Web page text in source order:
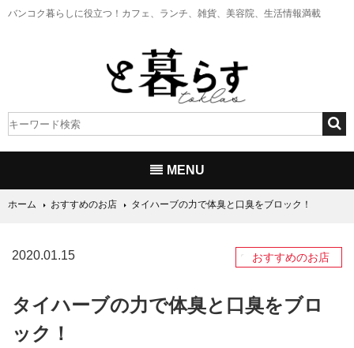
バンコク暮らしに役立つ！ カフェ、ランチ、雑貨、美容院、生活情報満載
MENU
ホーム おすすめのお店 タイハーブの力で体臭と口臭をブロック！
2020.01.15 おすすめのお店
タイハーブの力で体臭と口臭をブロ
ック！